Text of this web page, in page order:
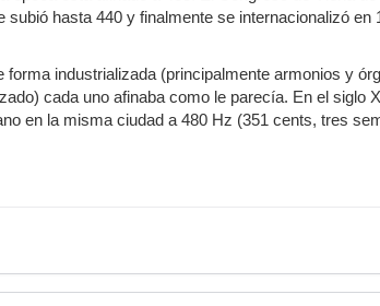
hasta 440 y finalmente se internacionalizó
industrializada (principalmente armonios y
cada uno afinaba como le parecía. En el siglo
en la misma ciudad a 480 Hz (351 cents, tres